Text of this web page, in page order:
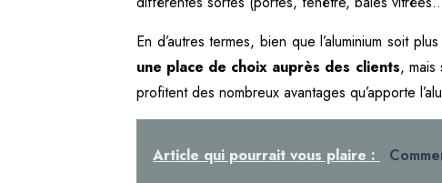
En d’autres termes, bien que l’aluminium soit
une place de choix auprès des clients,
profitent des nombreux avantages qu’apporte
Article qui pourrait vous plaire :